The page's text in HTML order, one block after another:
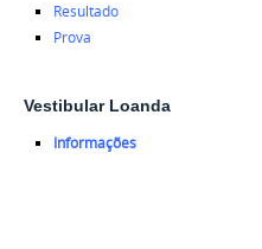
Resultado
Prova
Vestibular Loanda
Informações